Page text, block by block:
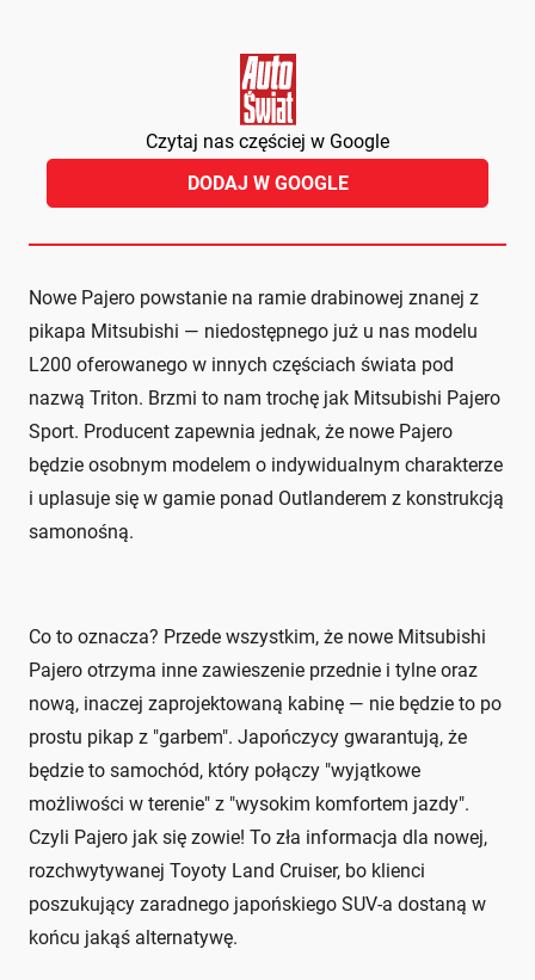
Czytaj nas częściej w Google
DODAJ W GOOGLE
Nowe Pajero powstanie na ramie drabinowej znanej z
pikapa Mitsubishi — niedostępnego już u nas modelu
L200 oferowanego w innych częściach świata pod
nazwą Triton. Brzmi to nam trochę jak Mitsubishi Pajero
Sport. Producent zapewnia jednak, że nowe Pajero
będzie osobnym modelem o indywidualnym charakterze
i uplasuje się w gamie ponad Outlanderem z konstrukcją
samonośną.
Co to oznacza? Przede wszystkim, że nowe Mitsubishi
Pajero otrzyma inne zawieszenie przednie i tylne oraz
nową, inaczej zaprojektowaną kabinę — nie będzie to po
prostu pikap z "garbem". Japończycy gwarantują, że
będzie to samochód, który połączy "wyjątkowe
możliwości w terenie" z "wysokim komfortem jazdy".
Czyli Pajero jak się zowie! To zła informacja dla nowej,
rozchwytywanej Toyoty Land Cruiser, bo klienci
poszukujący zaradnego japońskiego SUV-a dostaną w
końcu jakąś alternatywę.